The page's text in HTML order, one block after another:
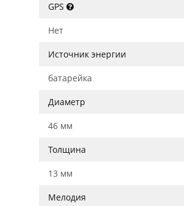
GPS
Нет
Источник энергии
батарейка
Диаметр
46 мм
Толщина
13 мм
Мелодия